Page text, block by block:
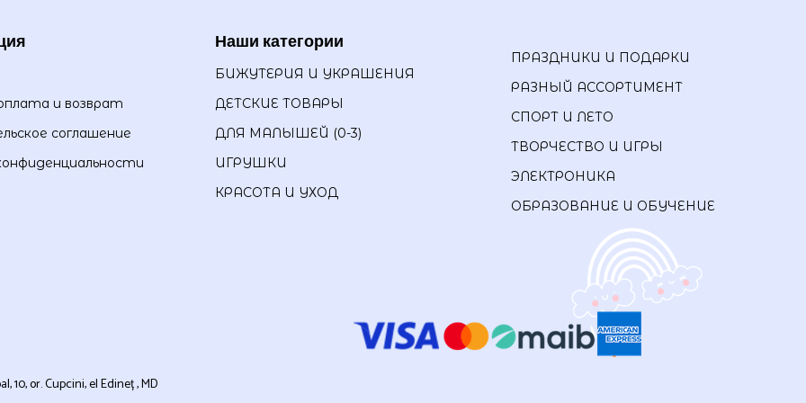
и возврат
соглашение
Наши категории
БИЖУТЕРИЯ И УКРАШЕНИЯ
ДЕТСКИЕ ТОВАРЫ
ДЛЯ МАЛЫШЕЙ (0-3)
ИГРУШКИ
КРАСОТА И УХОД
ПРАЗДНИКИ И ПОДАРКИ
РАЗНЫЙ АССОРТИМЕНТ
СПОРТ И ЛЕТО
ТВОРЧЕСТВО И ИГРЫ
ЭЛЕКТРОНИКА
ОБРАЗОВАНИЕ И ОБУЧЕНИЕ
10, or. Cupcini, el Edineț , MD